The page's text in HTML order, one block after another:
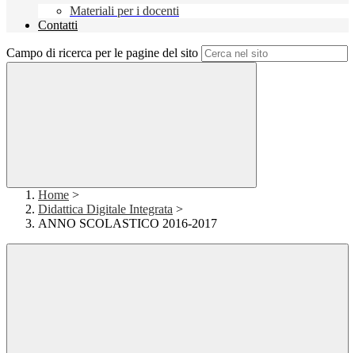
Materiali per i docenti
Contatti
Campo di ricerca per le pagine del sito
Home >
Didattica Digitale Integrata >
ANNO SCOLASTICO 2016-2017